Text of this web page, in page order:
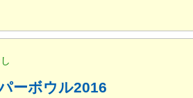
ーボウル2016